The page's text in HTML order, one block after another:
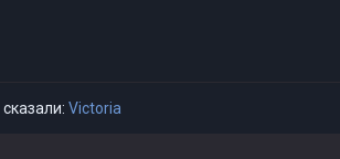
Victoria